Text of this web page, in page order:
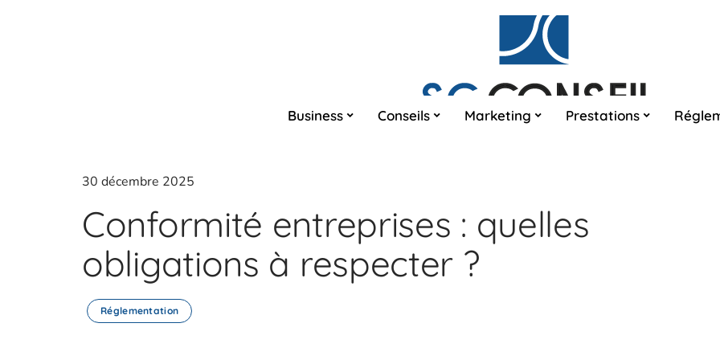
Business Conseils Marketing Prestations
30 décembre 2025
Conformité entreprises : quelles
obligations à respecter ?
Réglementation